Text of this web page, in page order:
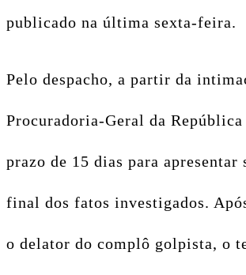
publicado na última sexta-feira.
Pelo despacho, a partir da
Procuradoria-Geral da
prazo de 15 dias para apresentar
final dos fatos investigados.
o delator do complô golpista, o